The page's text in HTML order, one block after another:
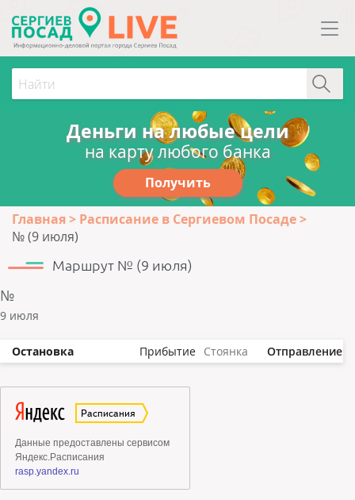
Деньги на любые цели
на карту любого банка
Получить
Главная
Расписание в Сергиевом Посаде
№ (9 июля)
Маршрут № (9 июля)
№
9 июля
Остановка Прибытие Стоянка Отправление